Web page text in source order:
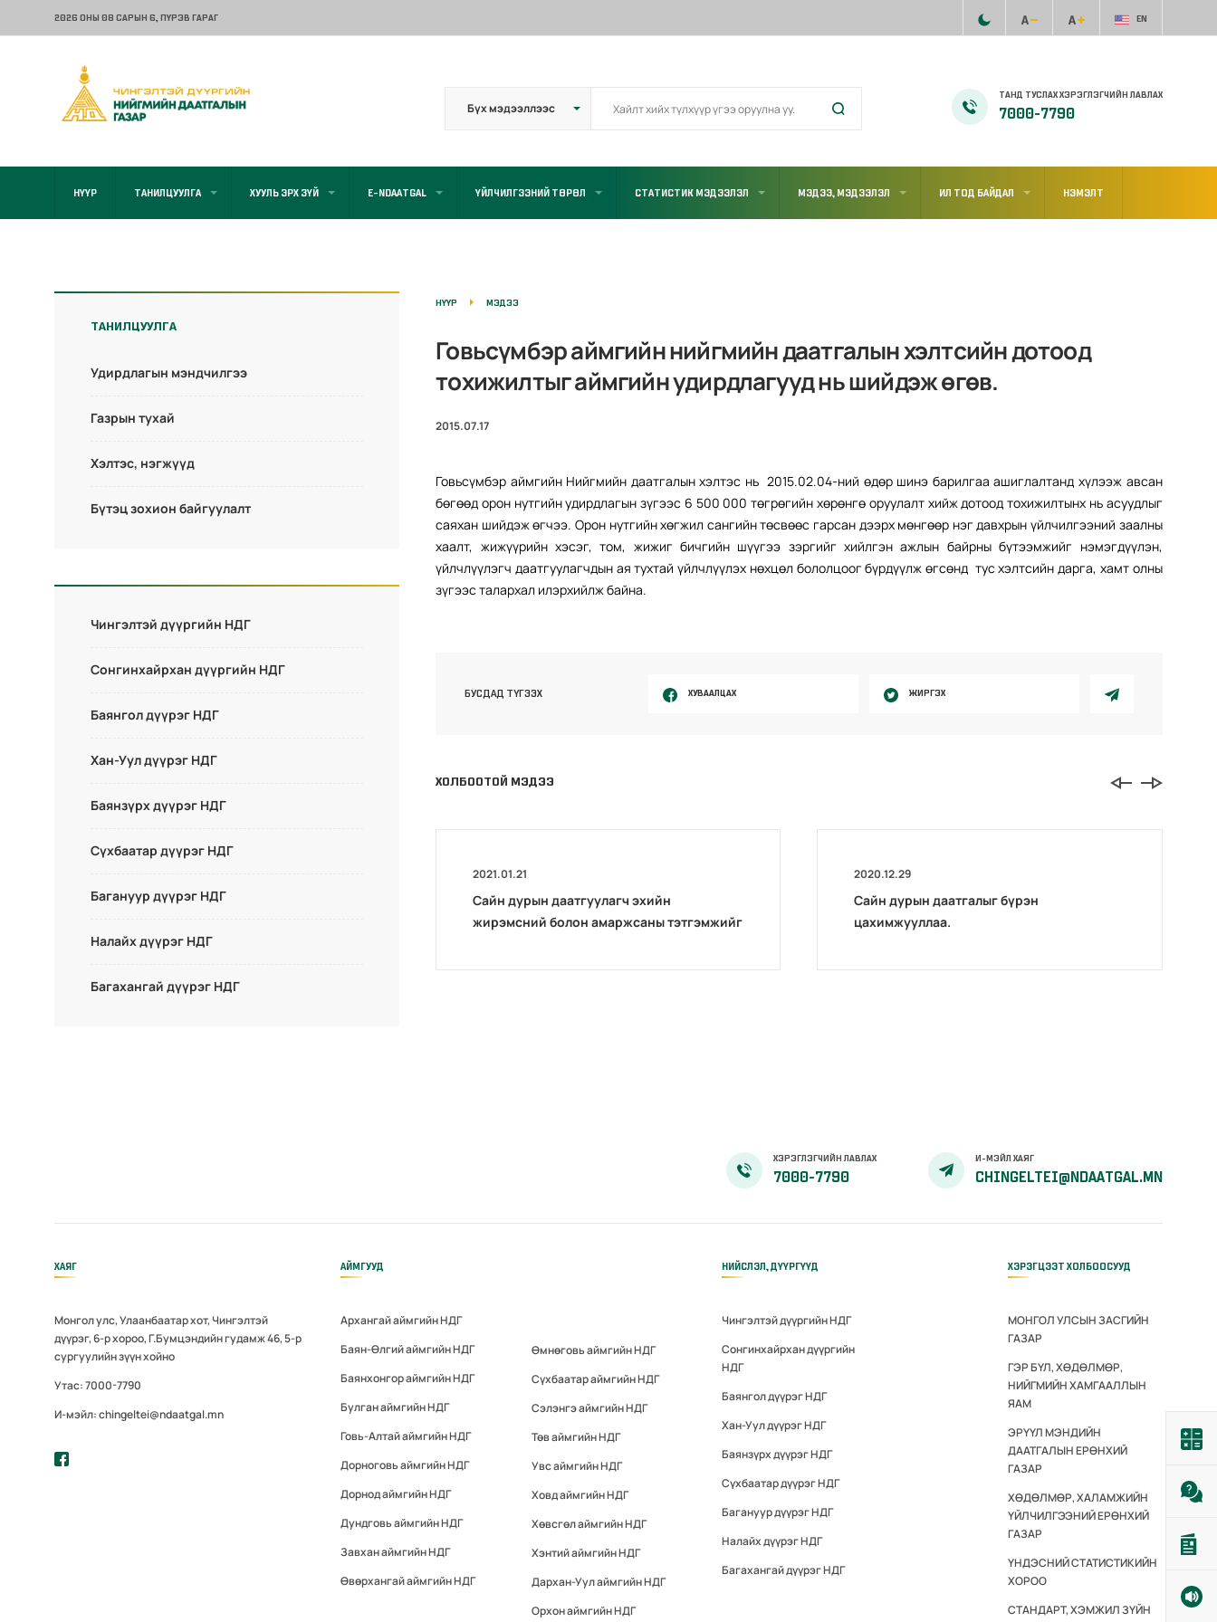
2026 ОНЫ 08 САРЫН 6, ПҮРЭВ ГАРАГ EN
ТАНД ТУСЛАХ ХЭРЭГЛЭГЧИЙН ЛАВЛАХ
7000-7790
НҮҮР ТАНИЛЦУУЛГА ХУУЛЬ ЭРХ ЗҮЙ E-NDAATGAL ҮЙЛЧИЛГЭЭНИЙ ТӨРӨЛ СТАТИСТИК МЭДЭЭЛЭЛ МЭДЭЭ, МЭДЭЭЛЭЛ ИЛ ТОД БАЙДАЛ НЭМЭЛТ
ТАНИЛЦУУЛГА
Удирдлагын мэндчилгээ
Газрын тухай
Хэлтэс, нэгжүүд
Бүтэц зохион байгуулалт
Чингэлтэй дүүргийн НДГ
Сонгинхайрхан дүүргийн НДГ
Баянгол дүүрэг НДГ
Хан-Уул дүүрэг НДГ
Баянзүрх дүүрэг НДГ
Сүхбаатар дүүрэг НДГ
Багануур дүүрэг НДГ
Налайх дүүрэг НДГ
Багахангай дүүрэг НДГ
НҮҮР МЭДЭЭ
Говьсүмбэр аймгийн нийгмийн даатгалын хэлтсийн дотоод
тохижилтыг аймгийн удирдлагууд нь шийдэж өгөв.
2015.07.17
Говьсүмбэр аймгийн Нийгмийн даатгалын хэлтэс нь 2015.02.04-ний өдөр шинэ барилгаа ашиглалтанд хүлээж авсан
бөгөөд орон нутгийн удирдлагын зүгээс 6 500 000 төгрөгийн хөрөнгө оруулалт хийж дотоод тохижилтынх нь асуудлыг
саяхан шийдэж өгчээ. Орон нутгийн хөгжил сангийн төсвөөс гарсан дээрх мөнгөөр нэг давхрын үйлчилгээний заалны
хаалт, жижүүрийн хэсэг, том, жижиг бичгийн шүүгээ зэргийг хийлгэн ажлын байрны бүтээмжийг нэмэгдүүлэн,
үйлчлүүлэгч даатгуулагчдын ая тухтай үйлчлүүлэх нөхцөл бололцоог бүрдүүлж өгсөнд тус хэлтсийн дарга, хамт олны
зүгээс талархал илэрхийлж байна.
БУСДАД ТҮГЭЭХ ХУВААЛЦАХ ЖИРГЭХ
ХОЛБООТОЙ МЭДЭЭ
2021.01.21
Сайн дурын даатгуулагч эхийн
жирэмсний болон амаржсаны тэтгэмжийг
2020.12.29
Сайн дурын даатгалыг бүрэн
цахимжууллаа.
ХЭРЭГЛЭГЧИЙН ЛАВЛАХ
7000-7790
И-МЭЙЛ ХАЯГ
CHINGELTEI@NDAATGAL.MN
ХАЯГ
Монгол улс, Улаанбаатар хот, Чингэлтэй
дүүрэг, 6-р хороо, Г.Бумцэндийн гудамж 46, 5-р
сургуулийн зүүн хойно
Утас: 7000-7790
И-мэйл: chingeltei@ndaatgal.mn
АЙМГУУД
Архангай аймгийн НДГ
Баян-Өлгий аймгийн НДГ
Баянхонгор аймгийн НДГ
Булган аймгийн НДГ
Говь-Алтай аймгийн НДГ
Дорноговь аймгийн НДГ
Дорнод аймгийн НДГ
Дундговь аймгийн НДГ
Завхан аймгийн НДГ
Өвөрхангай аймгийн НДГ
Өмнөговь аймгийн НДГ
Сүхбаатар аймгийн НДГ
Сэлэнгэ аймгийн НДГ
Төв аймгийн НДГ
Увс аймгийн НДГ
Ховд аймгийн НДГ
Хөвсгөл аймгийн НДГ
Хэнтий аймгийн НДГ
Дархан-Уул аймгийн НДГ
Орхон аймгийн НДГ
НИЙСЛЭЛ, ДҮҮРГҮҮД
Чингэлтэй дүүргийн НДГ
Сонгинхайрхан дүүргийн
НДГ
Баянгол дүүрэг НДГ
Хан-Уул дүүрэг НДГ
Баянзүрх дүүрэг НДГ
Сүхбаатар дүүрэг НДГ
Багануур дүүрэг НДГ
Налайх дүүрэг НДГ
Багахангай дүүрэг НДГ
ХЭРЭГЦЭЭТ ХОЛБООСУУД
МОНГОЛ УЛСЫН ЗАСГИЙН
ГАЗАР
ГЭР БҮЛ, ХӨДӨЛМӨР,
НИЙГМИЙН ХАМГААЛЛЫН
ЯАМ
ЭРҮҮЛ МЭНДИЙН
ДААТГАЛЫН ЕРӨНХИЙ
ГАЗАР
ХӨДӨЛМӨР, ХАЛАМЖИЙН
ҮЙЛЧИЛГЭЭНИЙ ЕРӨНХИЙ
ГАЗАР
ҮНДЭСНИЙ СТАТИСТИКИЙН
ХОРОО
СТАНДАРТ, ХЭМЖИЛ ЗҮЙН